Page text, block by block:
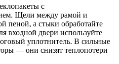
с
Щели между рамой и
пеной, а стыки обработайте
входной двери используйте
уплотнитель. В сильные
— они снизят теплопотери